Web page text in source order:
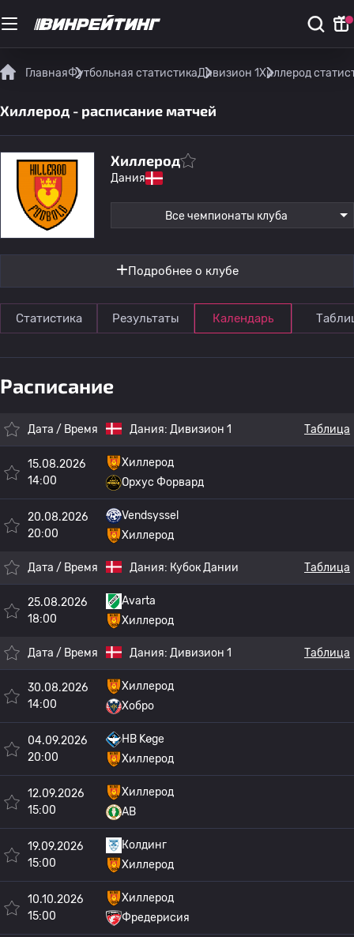
ГлавнаяФутбольная статистикаДивизион 1Хиллерод
Хиллерод - расписание матчей
Хиллерод
Дания
Все чемпионаты клуба
Подробнее о клубе
Статистика Результаты Календарь
Расписание
Дата / Время Дания: Дивизион 1 Таблица
15.08.2026
14:00
Хиллерод
Орхус Форвард
20.08.2026
20:00
Vendsyssel
Хиллерод
Дата / Время Дания: Кубок Дании Таблица
25.08.2026
18:00
Avarta
Хиллерод
Дата / Время Дания: Дивизион 1 Таблица
30.08.2026
14:00
Хиллерод
Хобро
04.09.2026
20:00
HB Køge
Хиллерод
12.09.2026
15:00
Хиллерод
AB
19.09.2026
15:00
Колдинг
Хиллерод
10.10.2026
15:00
Хиллерод
Фредерисия